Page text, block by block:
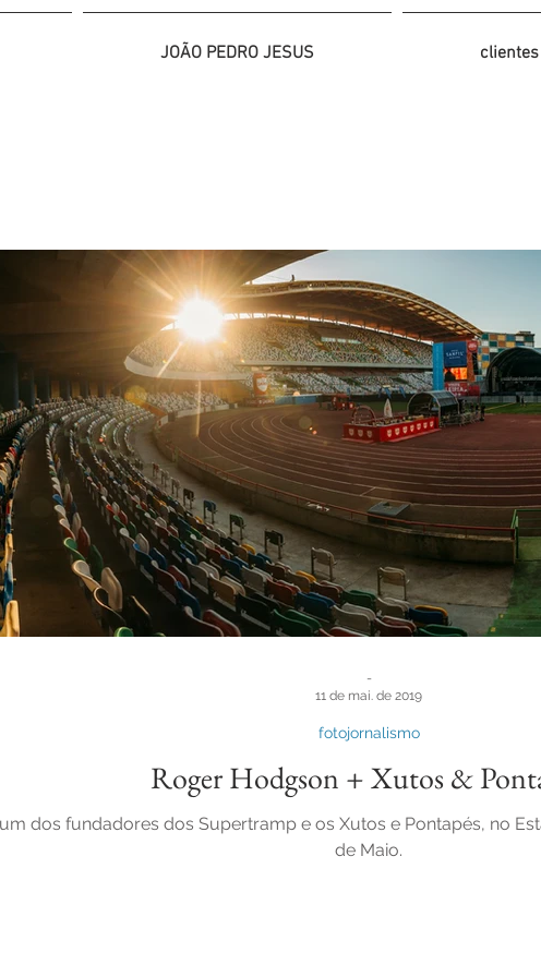
JOÃO PEDRO JESUS clientes
Roger Hodgson + Xutos &
dos fundadores dos Supertramp e os Xutos e Pontapés, no
de Maio.
fotojornalismo
-
11 de mai. de 2019